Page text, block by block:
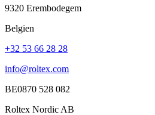
9320 Erembodegem
Belgien
+32 53 66 28 28
info@roltex.com
BE0870 528 082
Roltex Nordic AB